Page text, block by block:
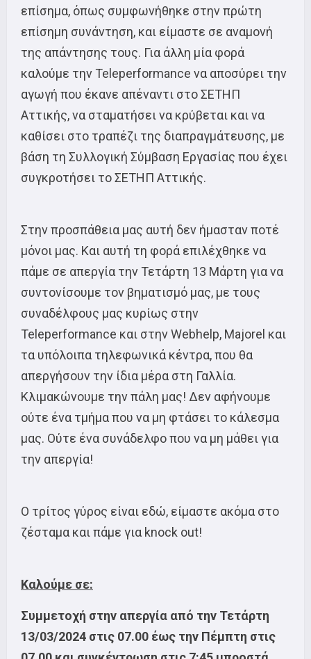
επίσημα, όπως συμφωνήθηκε στην πρώτη
επίσημη συνάντηση, και είμαστε σε αναμονή
της απάντησης τους. Για άλλη μία φορά
καλούμε την Teleperformance να αποσύρει την
αγωγή που έκανε απέναντι στο ΣΕΤΗΠ
Αττικής, να σταματήσει να κρύβεται και να
καθίσει στο τραπέζι της διαπραγμάτευσης, με
βάση τη Συλλογική Σύμβαση Εργασίας που έχει
συγκροτήσει το ΣΕΤΗΠ Αττικής.
Στην προσπάθεια μας αυτή δεν ήμασταν ποτέ
μόνοι μας. Και αυτή τη φορά επιλέχθηκε να
πάμε σε απεργία την Τετάρτη 13 Μάρτη για να
συντονίσουμε τον βηματισμό μας, με τους
συναδέλφους μας κυρίως στην
Teleperformance και στην Webhelp, Majorel και
τα υπόλοιπα τηλεφωνικά κέντρα, που θα
απεργήσουν την ίδια μέρα στη Γαλλία.
Κλιμακώνουμε την πάλη μας! Δεν αφήνουμε
ούτε ένα τμήμα που να μη φτάσει το κάλεσμα
μας. Ούτε ένα συνάδελφο που να μη μάθει για
την απεργία!
Ο τρίτος γύρος είναι εδώ, είμαστε ακόμα στο
ζέσταμα και πάμε για knock out!
Καλούμε σε:
Συμμετοχή στην απεργία από την Τετάρτη
13/03/2024 στις 07.00 έως την Πέμπτη στις